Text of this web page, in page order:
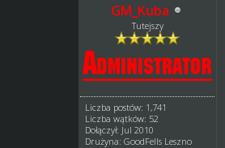
GM_Kuba
Tutejszy
Liczba postów: 1,741
Liczba wątków: 52
Dołączył: Jul 2010
Drużyna: GoodFells Leszno